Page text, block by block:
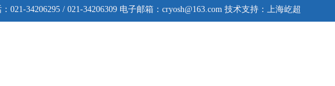
021-34206295 / 021-34206309 电子邮箱：cryosh@163.com 技术支持：上海屹超